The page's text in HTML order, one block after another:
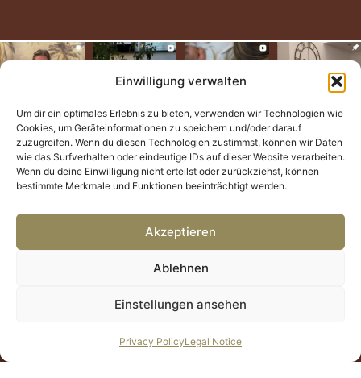
Einwilligung verwalten
Um dir ein optimales Erlebnis zu bieten, verwenden wir Technologien wie
Cookies, um Geräteinformationen zu speichern und/oder darauf
zuzugreifen. Wenn du diesen Technologien zustimmst, können wir Daten
wie das Surfverhalten oder eindeutige IDs auf dieser Website verarbeiten.
Wenn du deine Einwilligung nicht erteilst oder zurückziehst, können
bestimmte Merkmale und Funktionen beeinträchtigt werden.
Akzeptieren
Ablehnen
Einstellungen ansehen
Privacy PolicyLegal Notice